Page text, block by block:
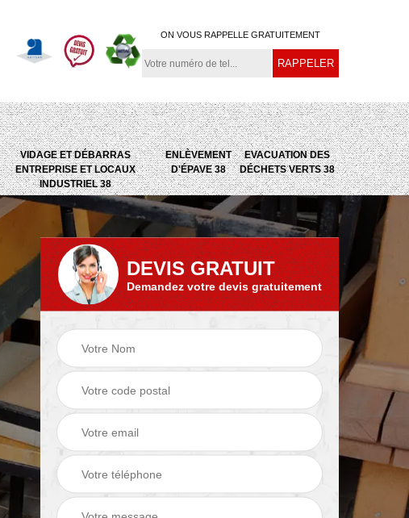
ON VOUS RAPPELLE GRATUITEMENT
VIDAGE ET DÉBARRAS
ENTREPRISE ET LOCAUX
INDUSTRIEL 38
ENLÈVEMENT
D'ÉPAVE 38
EVACUATION DES
DÉCHETS VERTS 38
de
38
Epaviste 38
Evacuation des
déchets verts 38
DEVIS GRATUIT
Demandez votre devis gratuitement